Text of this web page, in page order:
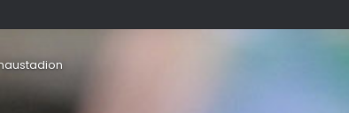
Kinder- und Jugendtag – für ganze Familie